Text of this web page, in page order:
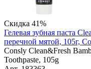
Скидка 41%
Гелевая зубная паста
перечной мятой, 105г,
Consly Clean&Fresh
Toothpaste, 105g